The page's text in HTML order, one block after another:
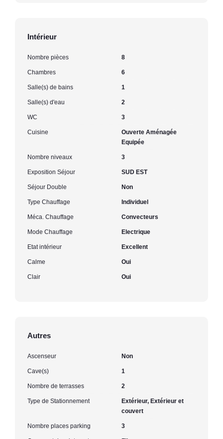
Intérieur
Nombre pièces 8
Chambres 6
Salle(s) de bains 1
Salle(s) d'eau 2
WC 3
Cuisine
Ouverte Aménagée
Equipée
Nombre niveaux 3
Exposition Séjour SUD EST
Séjour Double Non
Type Chauffage Individuel
Méca. Chauffage Convecteurs
Mode Chauffage Electrique
Etat intérieur Excellent
Calme Oui
Clair Oui
Autres
Ascenseur Non
Cave(s) 1
Nombre de terrasses 2
Type de Stationnement
Extérieur, Extérieur et
couvert
Nombre places parking 3